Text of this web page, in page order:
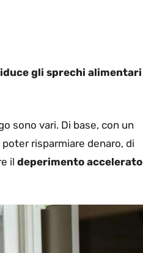
gli sprechi alimentari
sono vari. Di base, con un
risparmiare denaro, di
il deperimento accelerato